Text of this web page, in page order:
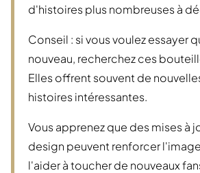
d'histoires plus nombreuses à
Conseil : si vous voulez essayer
nouveau, recherchez ces
Elles offrent souvent de
histoires intéressantes.
Vous apprenez que des mises à
design peuvent renforcer
l'aider à toucher de nouveaux